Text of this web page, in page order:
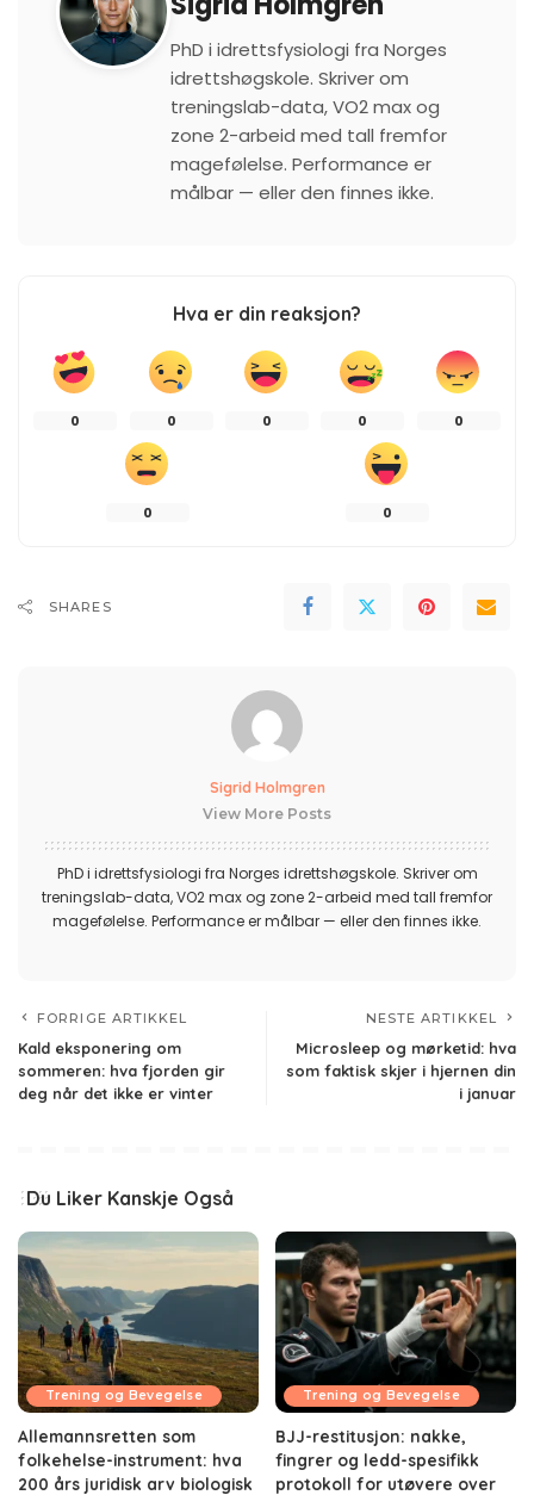
PhD i idrettsfysiologi fra Norges
idrettshøgskole. Skriver om
treningslab-data, VO2 max og
zone 2-arbeid med tall fremfor
magefølelse. Performance er
målbar — eller den finnes ikke.
Hva er din reaksjon?
0 0 0 0 0
0 0
SHARES
Sigrid Holmgren
View More Posts
PhD i idrettsfysiologi fra Norges idrettshøgskole. Skriver om
treningslab-data, VO2 max og zone 2-arbeid med tall fremfor
magefølelse. Performance er målbar — eller den finnes ikke.
FORRIGE ARTIKKEL
Kald eksponering om
sommeren: hva fjorden gir
deg når det ikke er vinter
NESTE ARTIKKEL
Microsleep og mørketid: hva
som faktisk skjer i hjernen din
i januar
Du Liker Kanskje Også
Trening og Bevegelse
Allemannsretten som
folkehelse-instrument: hva
200 års juridisk arv biologisk
Trening og Bevegelse
BJJ-restitusjon: nakke,
fingrer og ledd-spesifikk
protokoll for utøvere over